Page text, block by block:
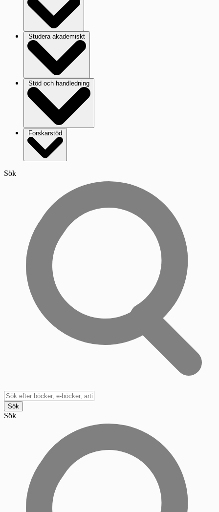
Studera akademiskt
Stöd och handledning
Forskarstöd
Sök
Sök
Sök